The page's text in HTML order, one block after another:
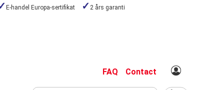
E-handel Europa-sertifikat 2 års garanti
FAQ Contact